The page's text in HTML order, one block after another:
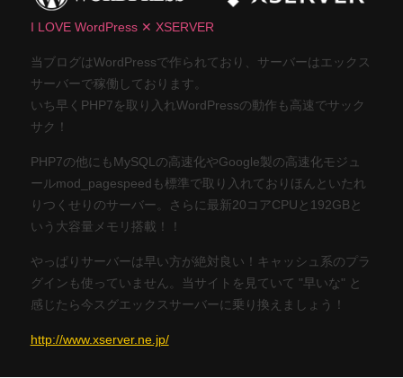
I LOVE WordPress ✕ XSERVER
当ブログはWordPressで作られており、サーバーはエックス
サーバーで稼働しております。
いち早くPHP7を取り入れWordPressの動作も高速でサック
サク！
PHP7の他にもMySQLの高速化やGoogle製の高速化モジュ
ールmod_pagespeedも標準で取り入れておりほんといたれ
りつくせりのサーバー。さらに最新20コアCPUと192GBと
いう大容量メモリ搭載！！
やっぱりサーバーは早い方が絶対良い！キャッシュ系のプラ
グインも使っていません。当サイトを見ていて "早いな" と
感じたら今スグエックスサーバーに乗り換えましょう！
http://www.xserver.ne.jp/